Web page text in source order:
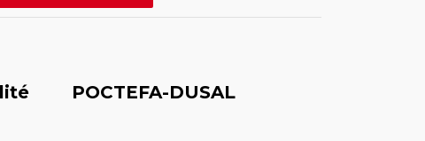
POCTEFA-DUSAL